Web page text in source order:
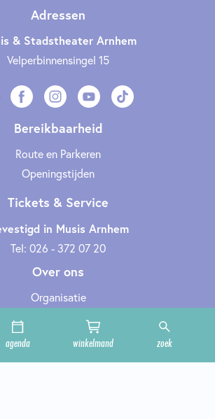
agenda winkelmand zoek
Adressen
& Stadstheater Arnhem
Velperbinnensingel 15
Bereikbaarheid
Route en Parkeren
Openingstijden
Tickets & Service
in Musis Arnhem
Tel: 026 - 372 07 20
Over ons
Organisatie
Cultuurclub